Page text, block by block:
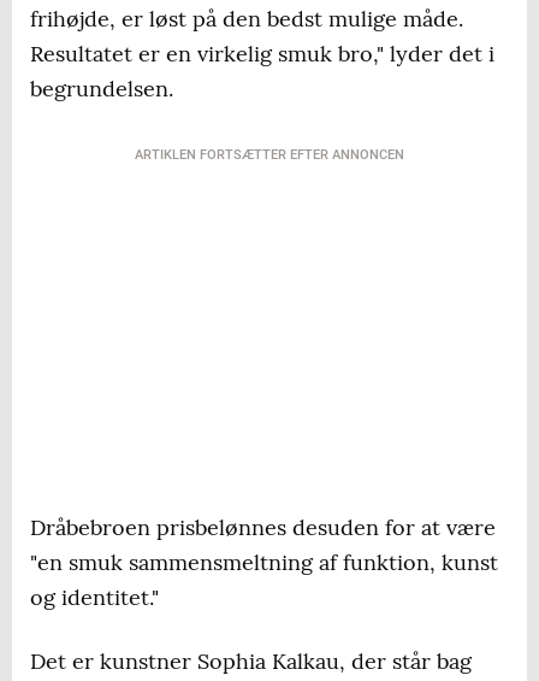
frihøjde, er løst på den bedst mulige måde.
Resultatet er en virkelig smuk bro," lyder det i
begrundelsen.
ARTIKLEN FORTSÆTTER EFTER ANNONCEN
Dråbebroen prisbelønnes desuden for at være
"en smuk sammensmeltning af funktion, kunst
og identitet."
Det er kunstner Sophia Kalkau, der står bag